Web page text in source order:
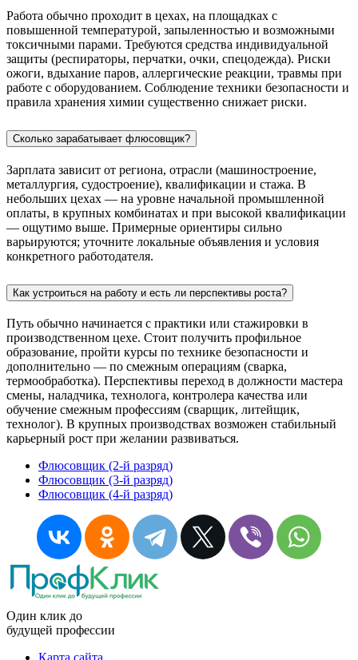
Работа обычно проходит в цехах, на площадках с
повышенной температурой, запыленностью и возможными
токсичными парами. Требуются средства индивидуальной
защиты (респираторы, перчатки, очки, спецодежда). Риски
ожоги, вдыхание паров, аллергические реакции, травмы при
работе с оборудованием. Соблюдение техники безопасности и
правила хранения химии существенно снижает риски.
Сколько зарабатывает флюсовщик?
Зарплата зависит от региона, отрасли (машиностроение,
металлургия, судостроение), квалификации и стажа. В
небольших цехах — на уровне начальной промышленной
оплаты, в крупных комбинатах и при высокой квалификации
— ощутимо выше. Примерные ориентиры сильно
варьируются; уточните локальные объявления и условия
конкретного работодателя.
Как устроиться на работу и есть ли перспективы роста?
Путь обычно начинается с практики или стажировки в
производственном цехе. Стоит получить профильное
образование, пройти курсы по технике безопасности и
дополнительно — по смежным операциям (сварка,
термообработка). Перспективы переход в должности мастера
смены, наладчика, технолога, контролера качества или
обучение смежным профессиям (сварщик, литейщик,
технолог). В крупных производствах возможен стабильный
карьерный рост при желании развиваться.
Флюсовщик (2-й разряд)
Флюсовщик (3-й разряд)
Флюсовщик (4-й разряд)
Один клик до
будущей профессии